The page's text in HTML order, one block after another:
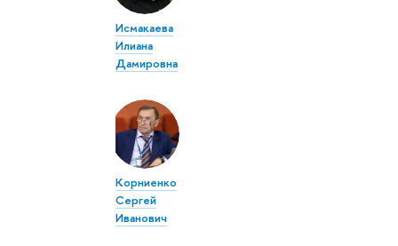
Исмакаева
Илиана
Дамировна
Корниенко
Сергей
Иванович